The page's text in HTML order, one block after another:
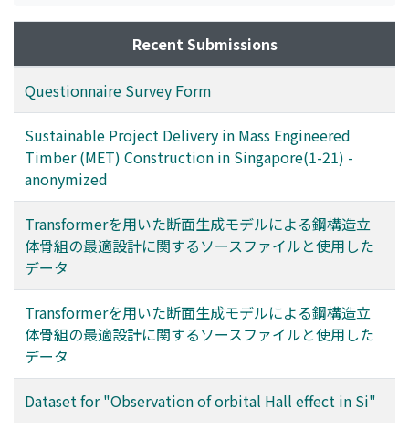
Recent Submissions
Questionnaire Survey Form
Sustainable Project Delivery in Mass Engineered
Timber (MET) Construction in Singapore(1-21) -
anonymized
Transformerを用いた断面生成モデルによる鋼構造立
体骨組の最適設計に関するソースファイルと使用した
データ
Transformerを用いた断面生成モデルによる鋼構造立
体骨組の最適設計に関するソースファイルと使用した
データ
Dataset for "Observation of orbital Hall effect in Si"